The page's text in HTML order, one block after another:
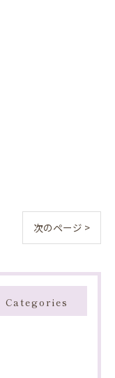
次のページ >
Categories